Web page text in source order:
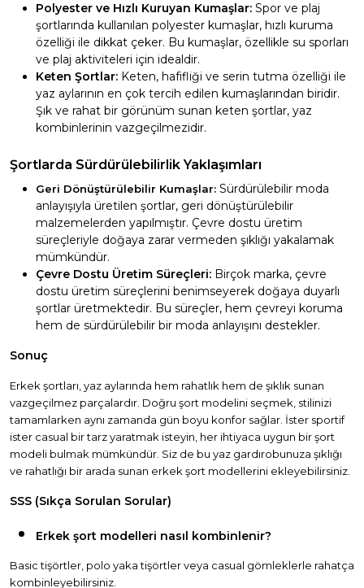
Polyester ve Hızlı Kuruyan Kumaşlar: Spor ve plaj
şortlarında kullanılan polyester kumaşlar, hızlı kuruma
özelliği ile dikkat çeker. Bu kumaşlar, özellikle su sporları
ve plaj aktiviteleri için idealdir.
Keten Şortlar: Keten, hafifliği ve serin tutma özelliği ile
yaz aylarının en çok tercih edilen kumaşlarından biridir.
Şık ve rahat bir görünüm sunan keten şortlar, yaz
kombinlerinin vazgeçilmezidir.
Şortlarda Sürdürülebilirlik Yaklaşımları
Geri Dönüştürülebilir Kumaşlar: Sürdürülebilir moda
anlayışıyla üretilen şortlar, geri dönüştürülebilir
malzemelerden yapılmıştır. Çevre dostu üretim
süreçleriyle doğaya zarar vermeden şıklığı yakalamak
mümkündür.
Çevre Dostu Üretim Süreçleri: Birçok marka, çevre
dostu üretim süreçlerini benimseyerek doğaya duyarlı
şortlar üretmektedir. Bu süreçler, hem çevreyi koruma
hem de sürdürülebilir bir moda anlayışını destekler.
Sonuç
Erkek şortları, yaz aylarında hem rahatlık hem de şıklık sunan
vazgeçilmez parçalardır. Doğru şort modelini seçmek, stilinizi
tamamlarken aynı zamanda gün boyu konfor sağlar. İster sportif
ister casual bir tarz yaratmak isteyin, her ihtiyaca uygun bir şort
modeli bulmak mümkündür. Siz de bu yaz gardırobunuza şıklığı
ve rahatlığı bir arada sunan erkek şort modellerini ekleyebilirsiniz.
SSS (Sıkça Sorulan Sorular)
Erkek şort modelleri nasıl kombinlenir?
Basic tişörtler, polo yaka tişörtler veya casual gömleklerle rahatça
kombinleyebilirsiniz.